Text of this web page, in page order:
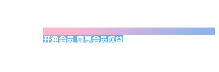
开通会员 尊享会员权益